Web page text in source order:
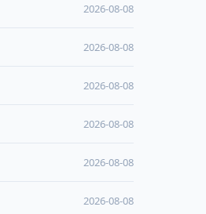
2026-08-08
2026-08-08
2026-08-08
2026-08-08
2026-08-08
2026-08-08